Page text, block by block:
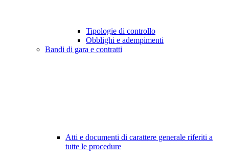
Tipologie di controllo
Obblighi e adempimenti
Bandi di gara e contratti
Atti e documenti di carattere generale riferiti a
tutte le procedure